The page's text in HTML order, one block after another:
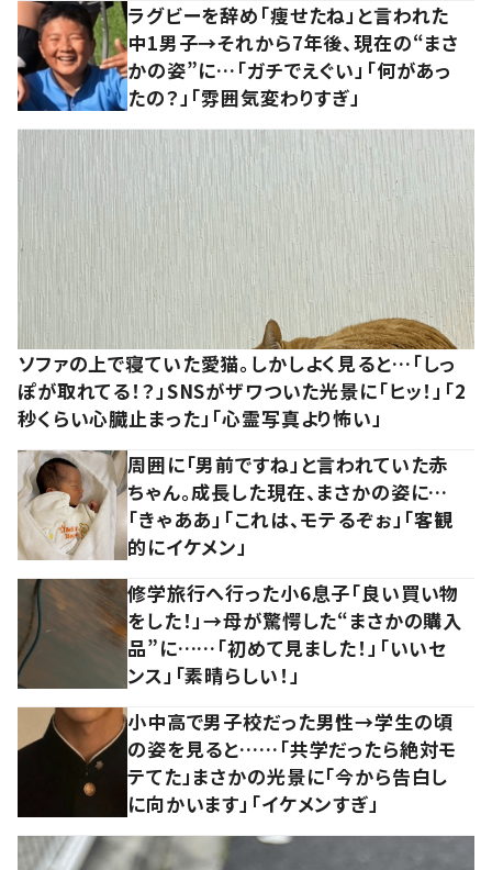
ラグビーを辞め「痩せたね」と言われた
中1男子→それから7年後、現在の“まさ
かの姿”に…「ガチでえぐい」「何があっ
たの？」「雰囲気変わりすぎ」
ソファの上で寝ていた愛猫。しかしよく見ると…「しっ
ぽが取れてる！？」SNSがザワついた光景に「ヒッ！」「2
秒くらい心臓止まった」「心霊写真より怖い」
周囲に「男前ですね」と言われていた赤
ちゃん。成長した現在、まさかの姿に…
「きゃああ」「これは、モテるぞぉ」「客観
的にイケメン」
修学旅行へ行った小6息子「良い買い物
をした！」→母が驚愕した“まさかの購入
品”に……「初めて見ました！」「いいセ
ンス」「素晴らしい！」
小中高で男子校だった男性→学生の頃
の姿を見ると……「共学だったら絶対モ
テてた」まさかの光景に「今から告白し
に向かいます」「イケメンすぎ」